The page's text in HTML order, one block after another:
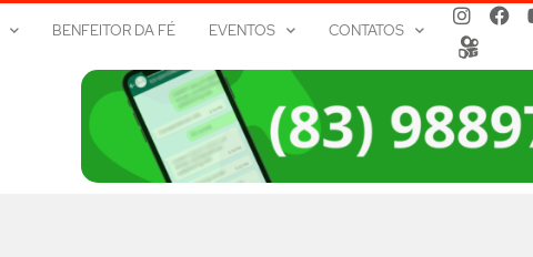
BENFEITOR DA FÉ EVENTOS CONTATOS